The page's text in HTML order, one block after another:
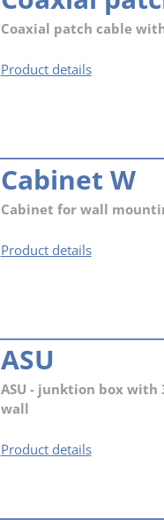
Coaxial patch cable
Product detailsCoaxial
Cabinet W
Cabinet for wall
Product detailsCabinet
ASU
ASU - junktion box with
wall
Product detailsASU